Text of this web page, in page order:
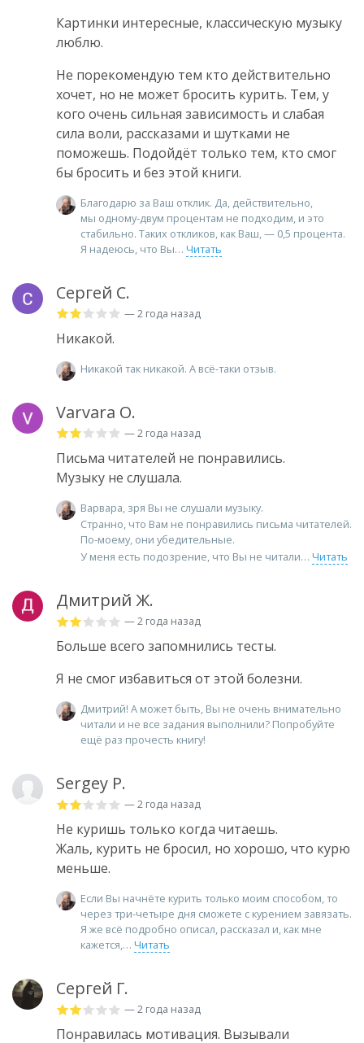
Картинки интересные, классическую музыку
люблю.
Не порекомендую тем кто действительно
хочет, но не может бросить курить. Тем, у
кого очень сильная зависимость и слабая
сила воли, рассказами и шутками не
поможешь. Подойдëт только тем, кто смог
бы бросить и без этой книги.
Благодарю за Ваш отклик. Да, действительно,
мы одному-двум процентам не подходим, и это
стабильно. Таких откликов, как Ваш, — 0,5 процента.
Я надеюсь, что Вы
Читать
Сергей С.
— 2 года назад
Никакой.
Никакой так никакой. А всё-таки отзыв.
Varvara O.
— 2 года назад
Письма читателей не понравились.
Музыку не слушала.
Варвара, зря Вы не слушали музыку.
Странно, что Вам не понравились письма читателей.
По-моему, они убедительные.
У меня есть подозрение, что Вы не читали
Читать
Дмитрий Ж.
— 2 года назад
Больше всего запомнились тесты.
Я не смог избавиться от этой болезни.
Дмитрий! А может быть, Вы не очень внимательно
читали и не все задания выполнили? Попробуйте
ещё раз прочесть книгу!
Sergey P.
— 2 года назад
Не куришь только когда читаешь.
Жаль, курить не бросил, но хорошо, что курю
меньше.
Если Вы начнёте курить только моим способом, то
через три-четыре дня сможете с курением завязать.
Я же всё подробно описал, рассказал и, как мне
кажется,
Читать
Сергей Г.
— 2 года назад
Понравилась мотивация. Вызывали